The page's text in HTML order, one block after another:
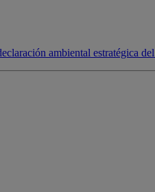
ambiental estratégica